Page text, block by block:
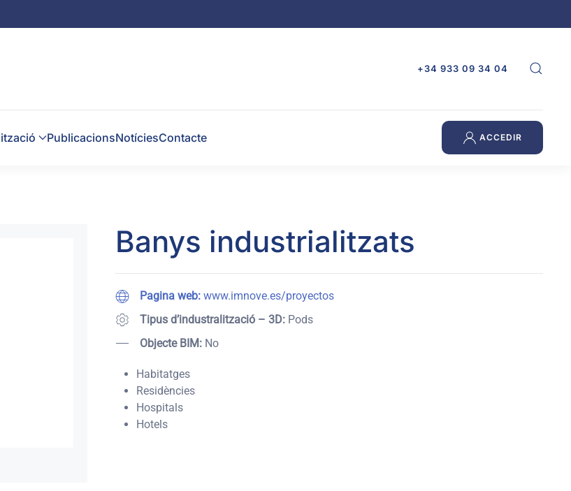
+34 933 09 34 04
PublicacionsNotíciesContacte ACCEDIR
Banys industrialitzats
Pagina web: www.imnove.es/proyectos
Tipus d’industralització – 3D: Pods
Objecte BIM: No
Habitatges
Residències
Hospitals
Hotels